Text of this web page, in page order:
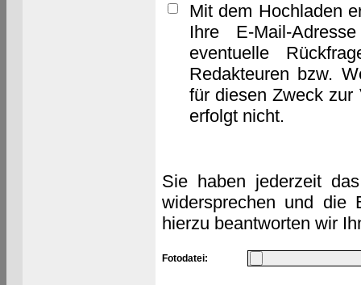
Mit dem Hochladen
Ihre E-Mail-
eventuelle
Redakteuren bzw.
für diesen Zweck zur
erfolgt nicht.
Sie haben jederzeit
widersprechen und die
hierzu beantworten wir
Fotodatei: